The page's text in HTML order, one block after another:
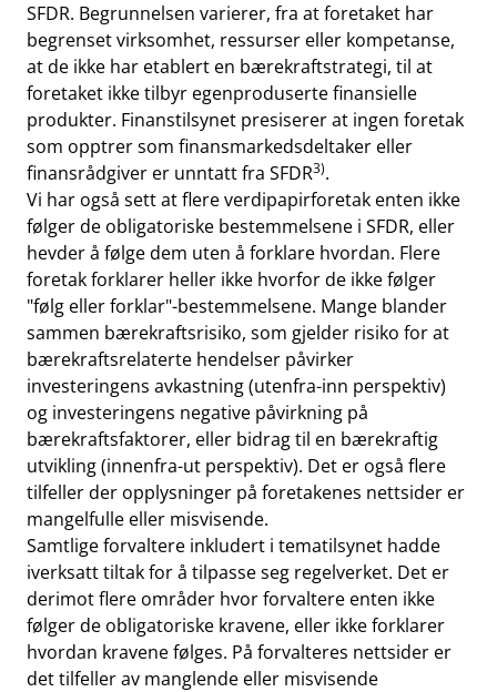
SFDR. Begrunnelsen varierer, fra at foretaket har
begrenset virksomhet, ressurser eller kompetanse,
at de ikke har etablert en bærekraftstrategi, til at
foretaket ikke tilbyr egenproduserte finansielle
produkter. Finanstilsynet presiserer at ingen foretak
som opptrer som finansmarkedsdeltaker eller
finansrådgiver er unntatt fra SFDR3).
Vi har også sett at flere verdipapirforetak enten ikke
følger de obligatoriske bestemmelsene i SFDR, eller
hevder å følge dem uten å forklare hvordan. Flere
foretak forklarer heller ikke hvorfor de ikke følger
"følg eller forklar"-bestemmelsene. Mange blander
sammen bærekraftsrisiko, som gjelder risiko for at
bærekraftsrelaterte hendelser påvirker
investeringens avkastning (utenfra-inn perspektiv)
og investeringens negative påvirkning på
bærekraftsfaktorer, eller bidrag til en bærekraftig
utvikling (innenfra-ut perspektiv). Det er også flere
tilfeller der opplysninger på foretakenes nettsider er
mangelfulle eller misvisende.
Samtlige forvaltere inkludert i tematilsynet hadde
iverksatt tiltak for å tilpasse seg regelverket. Det er
derimot flere områder hvor forvaltere enten ikke
følger de obligatoriske kravene, eller ikke forklarer
hvordan kravene følges. På forvalteres nettsider er
det tilfeller av manglende eller misvisende